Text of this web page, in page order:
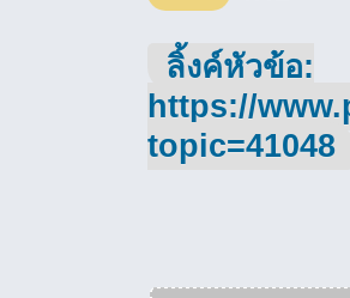
ลิ้งค์หัวข้อ:
https://
topic=41048